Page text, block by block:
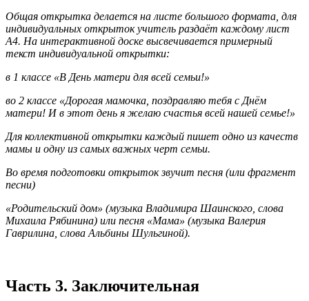
Общая открытка делается на листе большого формата, для
индивидуальных открыток учитель раздаёт каждому лист
А4. На интерактивной доске высвечивается примерный
текст индивидуальной открытки:
в 1 классе «В День матери для всей семьи!»
во 2 классе «Дорогая мамочка, поздравляю тебя с Днём
матери! И в этот день я желаю счастья всей нашей семье!»
Для коллективной открытки каждый пишет одно из качеств
мамы и одну из самых важных черт семьи.
Во время подготовки открыток звучит песня (или фрагмент
песни)
«Родительский дом» (музыка Владимира Шаинского, слова
Михаила Рябинина) или песня «Мама» (музыка Валерия
Гаврилина, слова Альбины Шульгиной).
Часть 3. Заключительная